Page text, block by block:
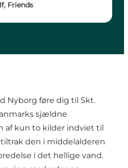
Friends
Nyborg føre dig til Skt.
sjældne
af kun to kilder indviet til
den i middelalderen
i det hellige vand.